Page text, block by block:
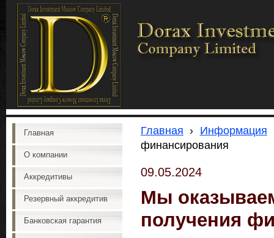
Главная
О компании
Аккредитивы
Резервный аккредитив
Банковская гарантия
Главная › Информация
финансирования
09.05.2024
Мы
получения